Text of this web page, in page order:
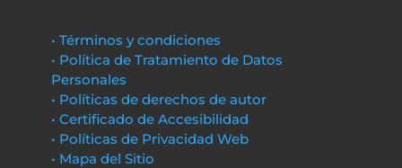
• Términos y condiciones
• Política de Tratamiento de Datos
Personales
• Políticas de derechos de autor
• Certificado de Accesibilidad
• Políticas de Privacidad Web
• Mapa del Sitio